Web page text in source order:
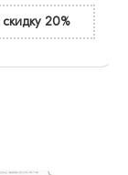
скидку 20%